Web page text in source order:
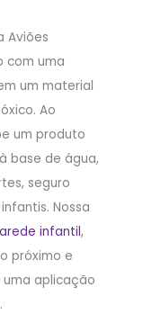
Aviões
com uma
um material
Ao
um produto
base de água,
seguro
Nossa
infantil,
próximo e
aplicação